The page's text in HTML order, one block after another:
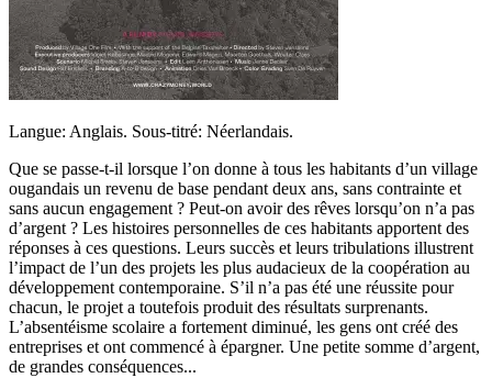
Langue: Anglais. Sous-titré: Néerlandais.
Que se passe-t-il lorsque l’on donne à tous les habitants d’un village
ougandais un revenu de base pendant deux ans, sans contrainte et
sans aucun engagement ? Peut-on avoir des rêves lorsqu’on n’a pas
d’argent ? Les histoires personnelles de ces habitants apportent des
réponses à ces questions. Leurs succès et leurs tribulations illustrent
l’impact de l’un des projets les plus audacieux de la coopération au
développement contemporaine. S’il n’a pas été une réussite pour
chacun, le projet a toutefois produit des résultats surprenants.
L’absentéisme scolaire a fortement diminué, les gens ont créé des
entreprises et ont commencé à épargner. Une petite somme d’argent,
de grandes conséquences...